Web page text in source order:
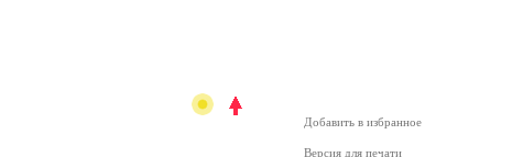
Добавить в избранное
Версия для печати